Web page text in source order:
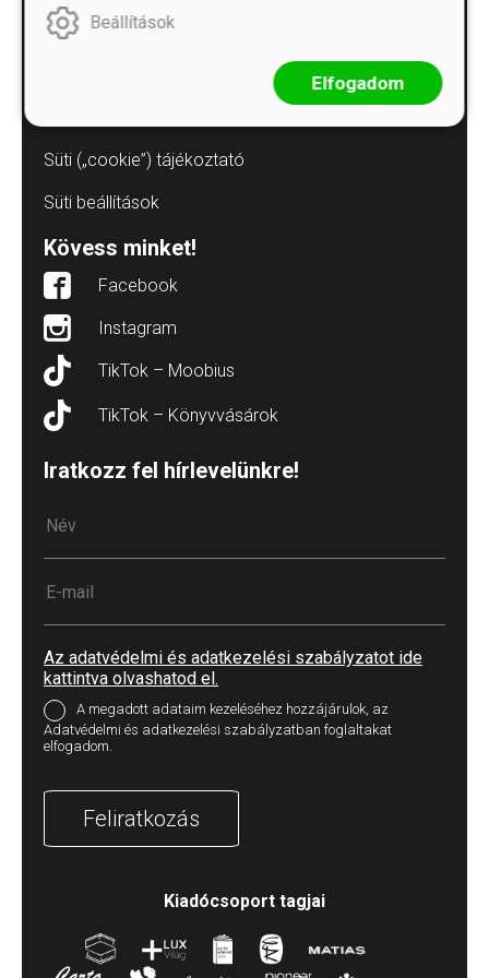
Adatvédelmi tájékoztatók
Süti („cookie”) tájékoztató
Süti beállítások
Kövess minket!
Facebook
Instagram
TikTok – Moobius
TikTok – Könyvvásárok
Iratkozz fel hírlevelünkre!
Az adatvédelmi és adatkezelési szabályzatot ide
kattintva olvashatod el.
A megadott adataim kezeléséhez hozzájárulok, az
Adatvédelmi és adatkezelési szabályzatban foglaltakat
elfogadom.
Feliratkozás
Kiadócsoport tagjai
Beállítások
Elfogadom